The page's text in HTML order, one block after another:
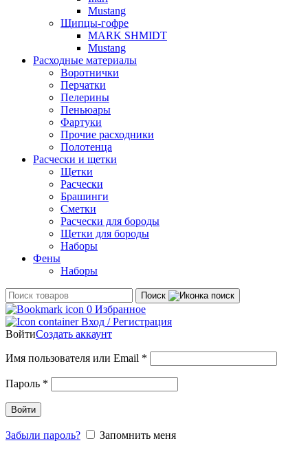
Mustang
Щипцы-гофре
MARK SHMIDT
Mustang
Расходные материалы
Воротнички
Перчатки
Пелерины
Пеньюары
Фартуки
Прочие расходники
Полотенца
Расчески и щетки
Щетки
Расчески
Брашинги
Сметки
Расчески для бороды
Щетки для бороды
Наборы
Фены
Наборы
Поиск
0 Избранное
Вход / Регистрация
ВойтиСоздать аккаунт
Имя пользователя или Email *
Пароль *
Войти
Забыли пароль? Запомнить меня